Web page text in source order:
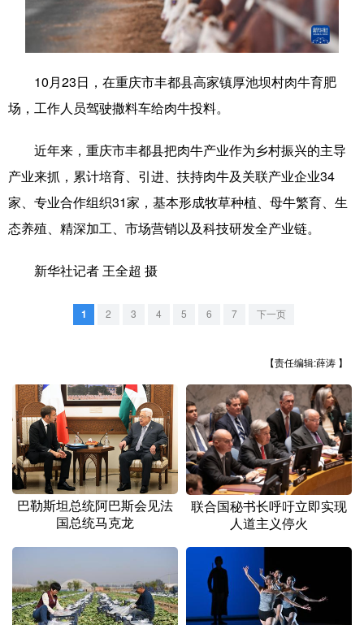
食品 人居 信息化 数字经济
文化产业
江西
山东 河南 湖北 湖南
广东 广西 海南 重庆
四川 贵州 云南 西藏
陕西 甘肃 青海 宁夏
黑龙江
多语种频道
10月23日，在重庆市丰都县高家镇厚池坝村肉牛育肥
场，工作人员驾驶撒料车给肉牛投料。
近年来，重庆市丰都县把肉牛产业作为乡村振兴的主导
产业来抓，累计培育、引进、扶持肉牛及关联产业企业34
家、专业合作组织31家，基本形成牧草种植、母牛繁育、生
态养殖、精深加工、市场营销以及科技研发全产业链。
新华社记者 王全超 摄
1 2 3 4 5 6 7 下一页
【责任编辑:薛涛 】
巴勒斯坦总统阿巴斯会见法
国总统马克龙
联合国秘书长呼吁立即实现
人道主义停火